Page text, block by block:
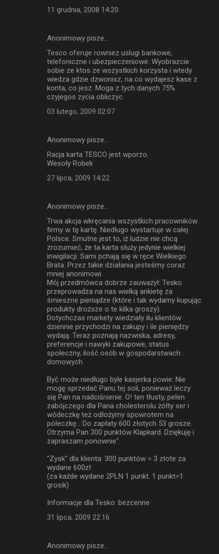
11 grudnia, 2008 14:20
Anonimowy pisze…
Tesco oferuje rowniez uslugi bankowe,
telefoniczne i ubezpieczeniowe. Wyobrazcie
sobie ze ktos ze wszystkich korzysta i wtedy
wiedza gdzie dzwonisz, na co wydajesz kase z
konta, co jesz. Moga z tych danych 75%
czyjegos zycia obliczyc.
03 lutego, 2009 02:07
Anonimowy pisze…
Racja karta TESCO jest wporzo.
Wesoły Robek
27 lipca, 2009 14:22
Anonimowy pisze…
Trwa akcja wkręcania wszystkich pracowników
firmy w tę kartę. Niedługo wystartuje w całej
Polsce. Smutne jest to, iż ludzie nie chcą
zrozumieć, że ta karta służy jedynie wielkiej
inwigilacji. Sami pchają się w ręce Wielkiego
Brata. Przez takie działania jesteśmy coraz
mniej anonimowi.
Mój przedmówca dobrze zauważył: Tesko
przeprowadza na nas wielką ankietę za
śmieszne pieniądze (które i tak wydamy kupując
produkty droższe o te kilka groszy).
Dotychczas markety wiedziały ilu klientów
dziennie przychodzi na zakupy i ile pieniędzy
wydają. Teraz poznają nazwiska, adresy,
preferencje i nawyki zakupowe, status
społeczny, ilość osób w gospodarstwach
domowych.
Być może niedługo byle kasjerka powie: Nie
mogę sprzedać Panu tej soli, ponieważ leczy
się Pan na nadciśnienie. O! ten tłusty, pełen
zabójczego dla Pana cholesterolu żółty ser i
wódeczkę też odłożymy spowrotem na
półeczkę... Do zapłaty 600 złotych 53 grosze.
Otrzyma Pan 300 punktów Klapkard. Dziękuję i
zapraszam ponownie".
"Zysk" dla klienta: 300 punktów = 3 złote za
wydane 600zł
(za każde wydane 2PLN 1 punkt. 1 punkt=1
grosik)
Informacje dla Tesko: bezcenne
31 lipca, 2009 22:16
Anonimowy pisze…